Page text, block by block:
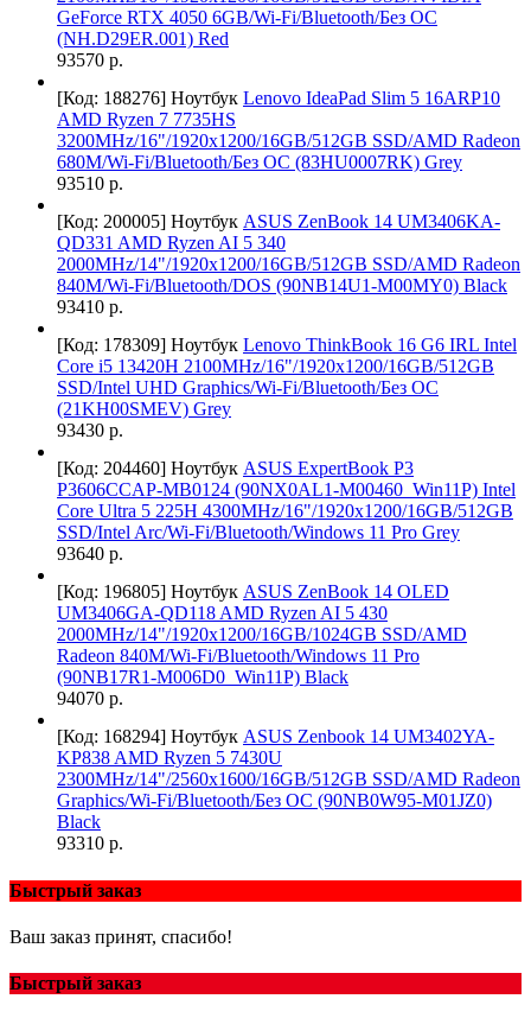
GeForce RTX 4050 6GB/Wi-Fi/Bluetooth/Без ОС
(NH.D29ER.001) Red
93570 р.
[Код: 188276] Ноутбук Lenovo IdeaPad Slim 5 16ARP10
AMD Ryzen 7 7735HS
3200MHz/16"/1920x1200/16GB/512GB SSD/AMD Radeon
680M/Wi-Fi/Bluetooth/Без ОС (83HU0007RK) Grey
93510 р.
[Код: 200005] Ноутбук ASUS ZenBook 14 UM3406KA-
QD331 AMD Ryzen AI 5 340
2000MHz/14"/1920х1200/16GB/512GB SSD/AMD Radeon
840M/Wi-Fi/Bluetooth/DOS (90NB14U1-M00MY0) Black
93410 р.
[Код: 178309] Ноутбук Lenovo ThinkBook 16 G6 IRL Intel
Core i5 13420H 2100MHz/16"/1920x1200/16GB/512GB
SSD/Intel UHD Graphics/Wi-Fi/Bluetooth/Без ОС
(21KH00SMEV) Grey
93430 р.
[Код: 204460] Ноутбук ASUS ExpertBook P3
P3606CCAP-MB0124 (90NX0AL1-M00460_Win11P) Intel
Core Ultra 5 225H 4300MHz/16"/1920x1200/16GB/512GB
SSD/Intel Arc/Wi-Fi/Bluetooth/Windows 11 Pro Grey
93640 р.
[Код: 196805] Ноутбук ASUS ZenBook 14 OLED
UM3406GA-QD118 AMD Ryzen AI 5 430
2000MHz/14"/1920х1200/16GB/1024GB SSD/AMD
Radeon 840M/Wi-Fi/Bluetooth/Windows 11 Pro
(90NB17R1-M006D0_Win11P) Black
94070 р.
[Код: 168294] Ноутбук ASUS Zenbook 14 UM3402YA-
KP838 AMD Ryzen 5 7430U
2300MHz/14"/2560x1600/16GB/512GB SSD/AMD Radeon
Graphics/Wi-Fi/Bluetooth/Без ОС (90NB0W95-M01JZ0)
Black
93310 р.
Быстрый заказ
Ваш заказ принят, спасибо!
Быстрый заказ